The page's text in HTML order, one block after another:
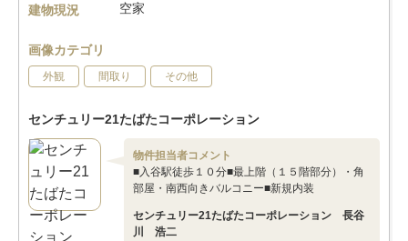
建物現況
空家
画像カテゴリ
外観 間取り その他
センチュリー21たばたコーポレーション
物件担当者コメント
■入谷駅徒歩１０分■最上階（１５階部分）・角
部屋・南西向きバルコニー■新規内装
センチュリー21たばたコーポレーション 長谷
川 浩二